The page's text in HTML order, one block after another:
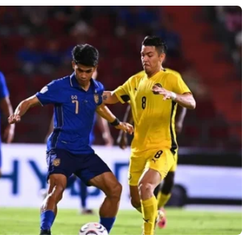
tới thiết lập quan hệ đối tác như
2018.